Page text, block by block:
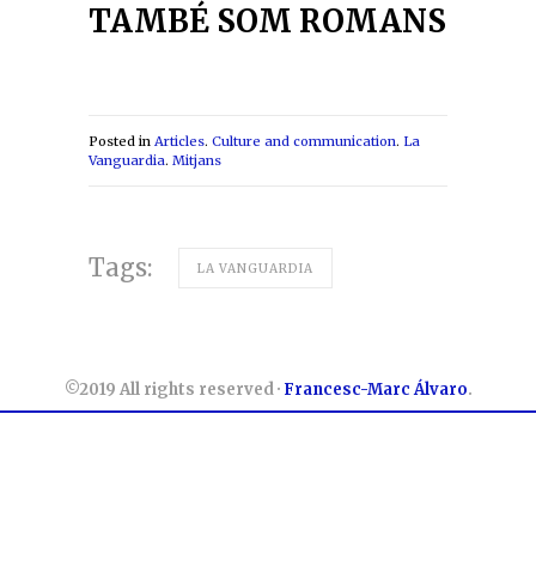
TAMBÉ SOM ROMANS
Posted in Articles. Culture and communication. La
Vanguardia. Mitjans
Tags: LA VANGUARDIA
©2019 All rights reserved · Francesc-Marc Álvaro.